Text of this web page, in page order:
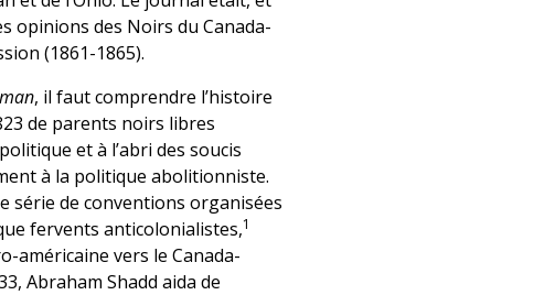
opinions des Noirs du Canada-
(1861-1865).
, il faut comprendre l’histoire
de parents noirs libres
et à l’abri des soucis
à la politique abolitionniste.
série de conventions organisées
fervents anticolonialistes,1
américaine vers le Canada-
Abraham Shadd aida de